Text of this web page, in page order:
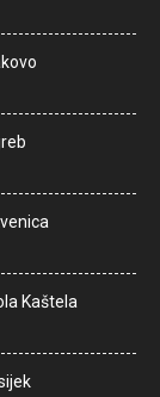
Kaštela